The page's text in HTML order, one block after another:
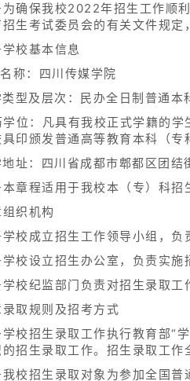
为确保我校2022年招生工作顺
生考试委员会的有关文件规定
校基本信息
称：四川传媒学院
型及层次：民办全日制普通本
位：凡具有我校正式学籍的学
印颁发普通高等教育本科（专
址：四川省成都市郫都区团结
章程适用于我校本（专）科招
织机构
校成立招生工作领导小组，负
校设立招生办公室，负责实施
校纪监部门负责对招生录取工
取规则及招考方式
学校招生录取工作执行教育部“
招生录取工作。招生录取工作
校招生录取对象为参加全国普